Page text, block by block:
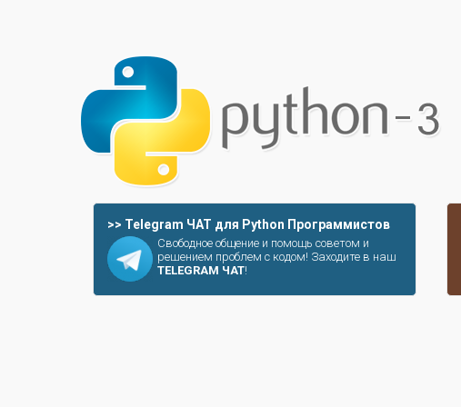
>> Telegram ЧАТ для Python Программистов
Свободное общение и помощь советом и
решением проблем с кодом! Заходите в наш
TELEGRAM ЧАТ!